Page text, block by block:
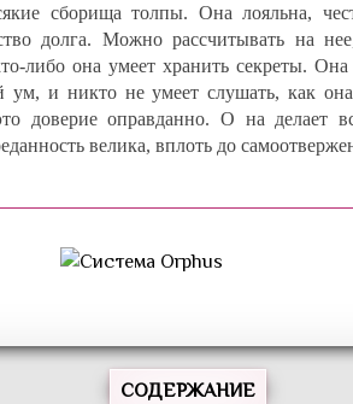
сборища толпы. Она лояльна,
долга. Можно рассчитывать на
либо она умеет хранить секреты.
ум, и никто не умеет слушать, как
доверие оправданно. О на делает
велика, вплоть до
СОДЕРЖАНИЕ